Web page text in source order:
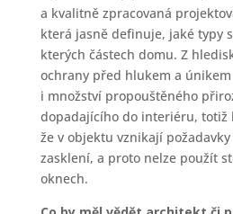
a kvalitně zpracovaná
která jasně definuje, jaké typy
kterých částech domu. Z
ochrany před hlukem a
i množství propouštěného
dopadajícího do interiéru, totiž
že v objektu vznikají
zasklení, a proto nelze použít
oknech.